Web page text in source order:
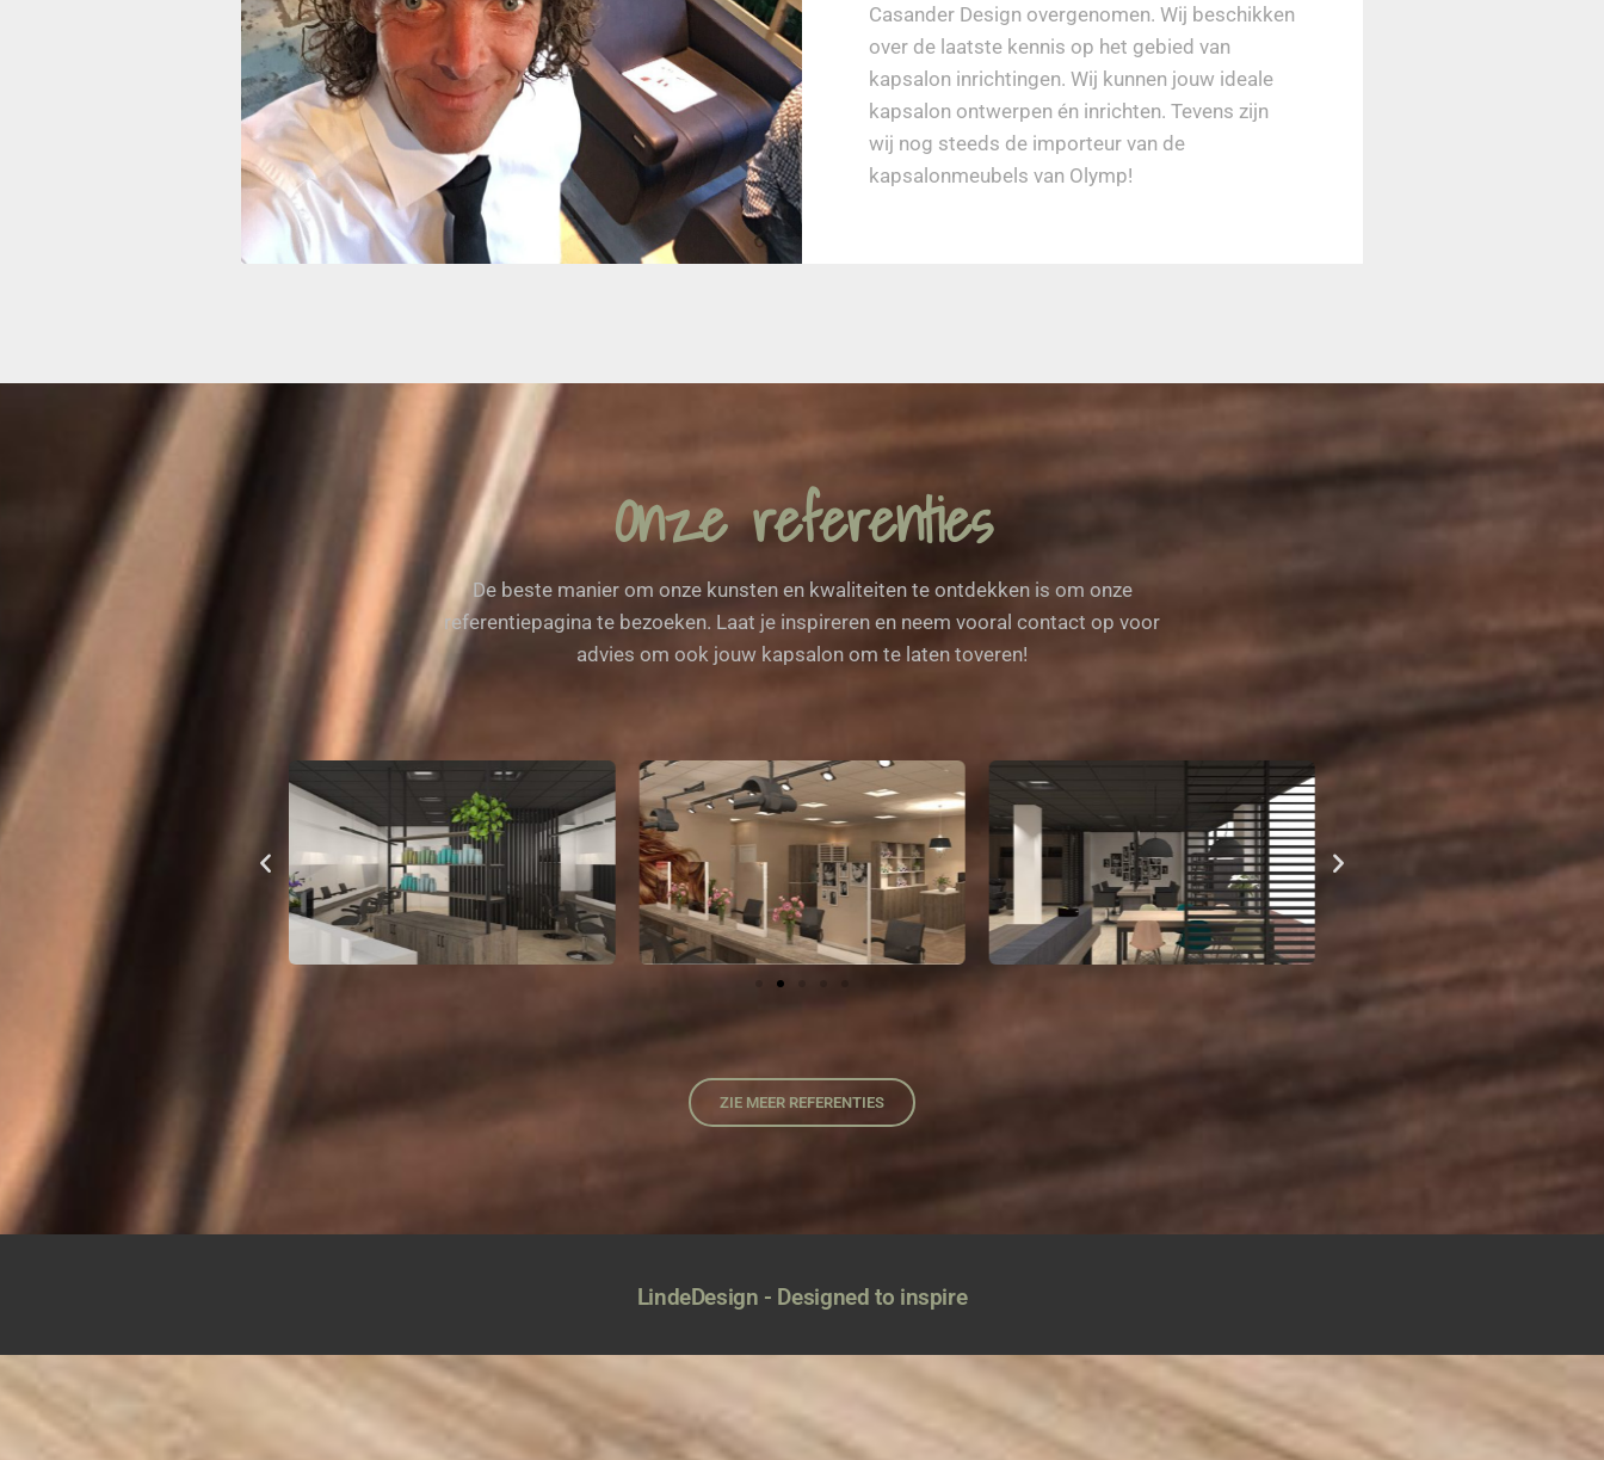
Casander Design overgenomen. Wij beschikken
over de laatste kennis op het gebiedvan
kapsalon inrichtingen. Wij kunnen jouw ideale
kapsalon ontwerpen én inrichten. Tevens zijn
wij nog steeds de importeur van de
kapsalonmeubels van Olymp!
Onze referenties
De beste manier om onze kunsten en kwaliteiten te ontdekken is om onze
referentiepagina te bezoeken. Laat je inspireren en neem vooral contact op voor
advies om ook jouw kapsalon om te laten toveren!
ZIE MEER REFERENTIES
LindeDesign - Designed to inspire